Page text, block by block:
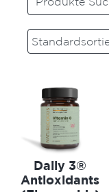
Daily 3®
Antioxidants